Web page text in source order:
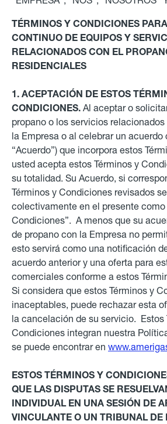
TÉRMINOS Y CONDICIONES
CONTINUO DE EQUIPOS Y
RELACIONADOS CON EL
RESIDENCIALES
1. ACEPTACIÓN DE ESTOS
CONDICIONES. Al aceptar o
propano o los servicios
la Empresa o al celebrar un acuerdo
“Acuerdo”) que incorpora estos
usted acepta estos Términos y
su totalidad. Su Acuerdo, si
Términos y Condiciones revisados
colectivamente en el presente como
Condiciones”. A menos que su
de propano con la Empresa no
esto servirá como una notificación
acuerdo anterior y una oferta para
comerciales conforme a estos
Si considera que estos Términos y
inaceptables, puede rechazar esta
la cancelación de su servicio. Estos
Condiciones integran nuestra
se puede encontrar en
ESTOS TÉRMINOS Y
QUE LAS DISPUTAS SE
INDIVIDUAL EN UNA SESIÓN DE
VINCULANTE O UN TRIBUNAL DE